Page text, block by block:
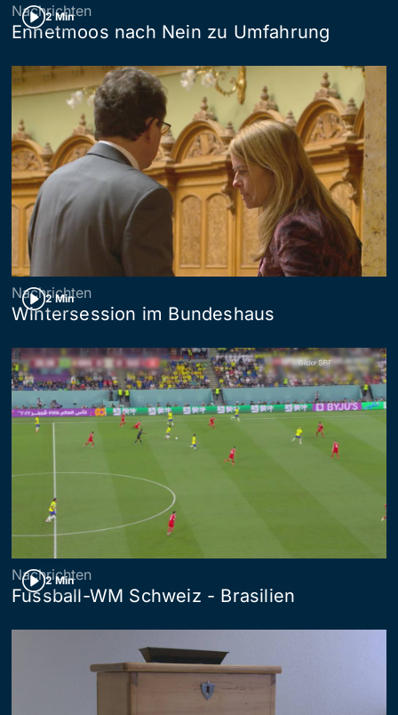
2 Min
Nachrichten
Ennetmoos nach Nein zu Umfahrung
2 Min
Nachrichten
Wintersession im Bundeshaus
2 Min
Nachrichten
Fussball-WM Schweiz - Brasilien